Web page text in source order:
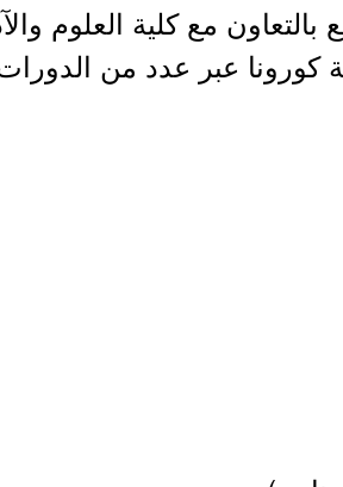
مع كلية العلوم
كورونا عبر عدد من الدورات